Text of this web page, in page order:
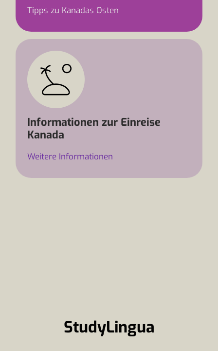
Tipps zu Kanadas Osten
Informationen zur Einreise
Kanada
Weitere Informationen
StudyLingua